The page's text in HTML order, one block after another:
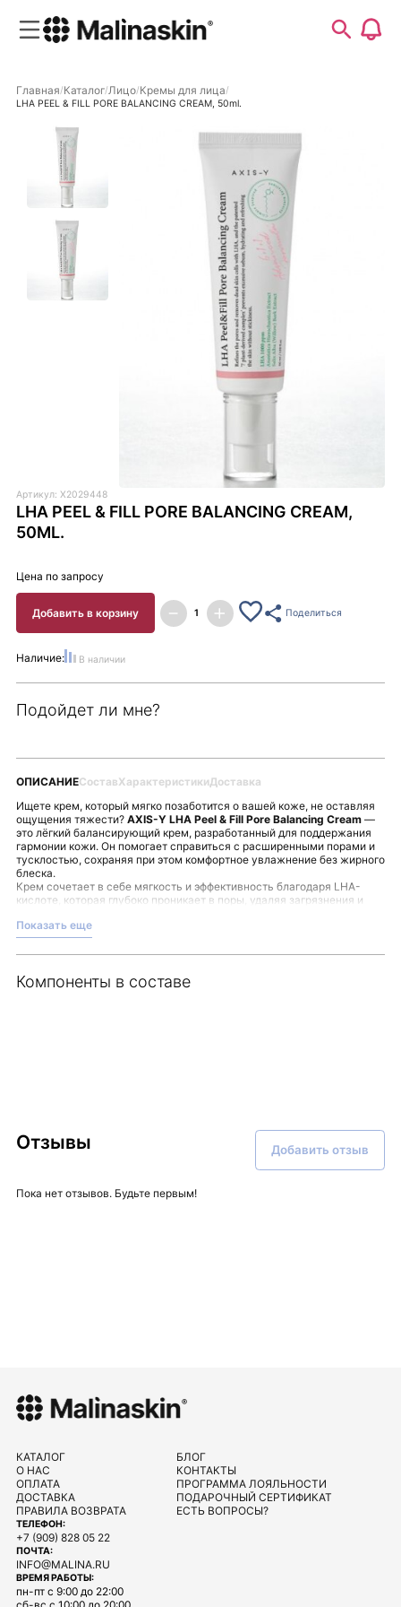
Главная Каталог Лицо Кремы для лица
LHA PEEL & FILL PORE BALANCING CREAM, 50ml.
Артикул: X2029448
LHA PEEL & FILL PORE BALANCING CREAM,
50ML.
Цена по запросу
Добавить в корзину Поделиться
Наличие: В наличии
Подойдет ли мне?
ОПИСАНИЕСоставХарактеристикиДоставка
Ищете крем, который мягко позаботится о вашей коже, не оставляя
ощущения тяжести? AXIS-Y LHA Peel & Fill Pore Balancing Cream—
это лёгкий балансирующий крем, разработанный для поддержания
гармонии кожи. Он помогает справиться с расширенными порами и
тусклостью, сохраняя при этом комфортное увлажнение без жирного
блеска.
Крем сочетает в себе мягкость и эффективность благодаря LHA-
кислоте, которая глубоко проникает в поры, удаляя загрязнения и
свежести и естественной текстуры кожи.
В составе также присутствуют растительные экстракты центеллы
азиатской и листьев чайного дерева, которые помогают успокоить
Увлажняющий комплекс с глицерином и ацеролой способствует
Показать еще
Компоненты в составе
Отзывы Добавить отзыв
Пока нет отзывов. Будьте первым!
ТЕЛЕФОН:
+7 (909) 828 05 22
ПОЧТА:
INFO@MALINA.RU
ВРЕМЯ РАБОТЫ:
пн-пт с 9:00 до 22:00
КАТАЛОГ
О НАС
ОПЛАТА
ДОСТАВКА
ПРАВИЛА ВОЗВРАТА
БЛОГ
КОНТАКТЫ
ПРОГРАММА ЛОЯЛЬНОСТИ
ПОДАРОЧНЫЙ СЕРТИФИКАТ
ЕСТЬ ВОПРОСЫ?